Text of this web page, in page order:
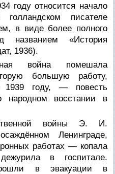
году относится начало
писателе
в виде более полного
названием «История
1936).
война помешала
большую работу,
1939 году, — повесть
восстании в
войны Э. И.
Ленинграде,
работах — копала
в госпитале.
в эвакуации в